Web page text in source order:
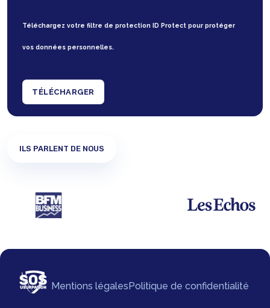
Téléchargez votre filtre de protection ID Protect pour protéger
vos données personnelles.
TÉLÉCHARGER
ILS PARLENT DE NOUS
Mentions légalesPolitique de confidentialité